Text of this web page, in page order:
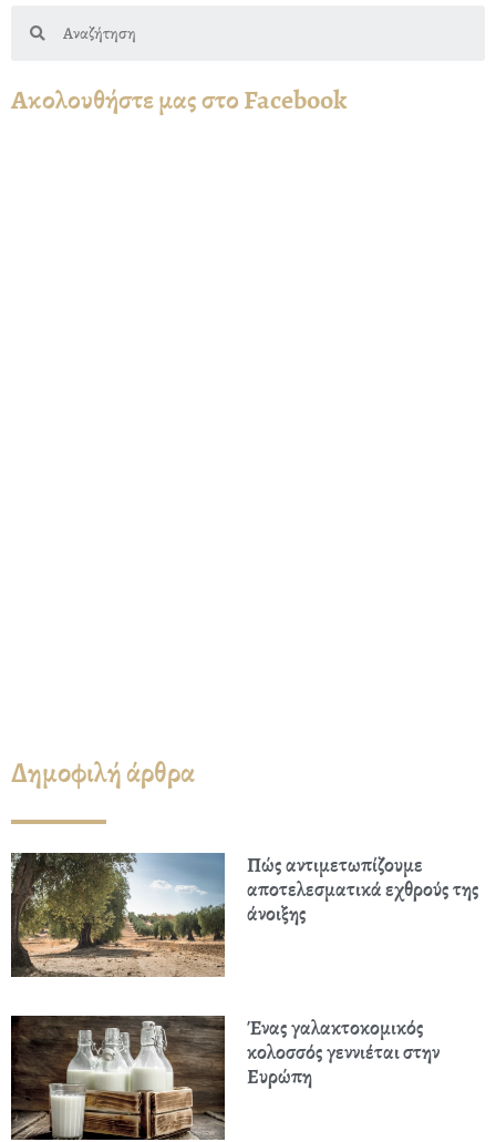
Ακολουθήστε μας στο Facebook
Δημοφιλή άρθρα
Πώς αντιμετωπίζουμε
αποτελεσματικά εχθρούς της
άνοιξης
Ένας γαλακτοκομικός
κολοσσός γεννιέται στην
Ευρώπη